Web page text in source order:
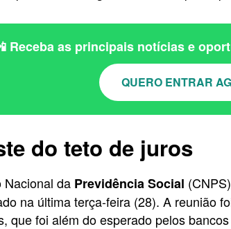
Receba as principais notícias e
QUERO ENTRAR
do teto de juros
Nacional da Previdência Social
na última terça-feira (28). A reunião
que foi além do esperado pelos